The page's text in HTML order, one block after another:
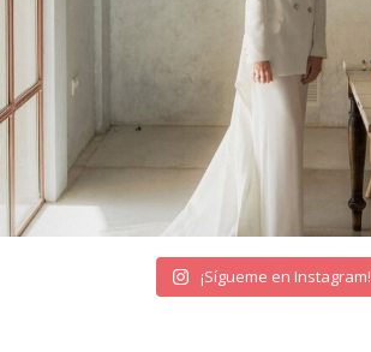
¡Sígueme en Instagram!